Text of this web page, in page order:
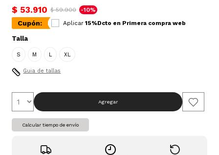
$ 53.910 $ 59.900 -10%
Cupón: Aplicar 15%Dcto en Primera compra web
Talla
S M L XL
Guia de tallas
Agregar
Calcular tiempo de envío